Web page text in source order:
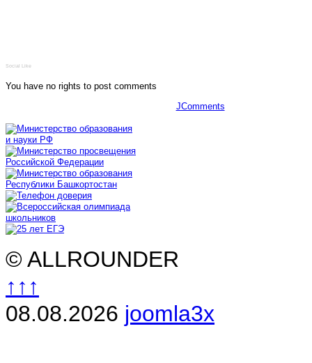
Social Like
You have no rights to post comments
JComments
© ALLROUNDER
↑↑↑
08.08.2026 joomla3x